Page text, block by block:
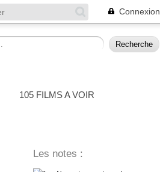
Connexion
105 FILMS A VOIR
Les notes :